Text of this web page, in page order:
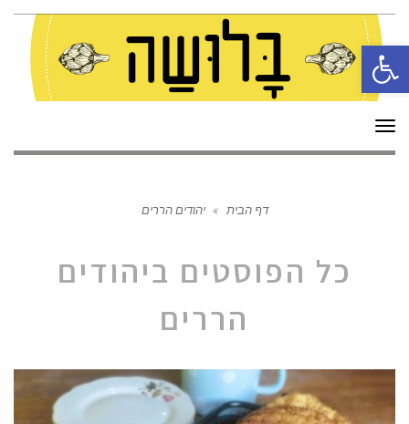
פתח סרגל נגישות
תפריט
דף הבית » יהודים הררים
כל הפוסטים ביהודים
הררים